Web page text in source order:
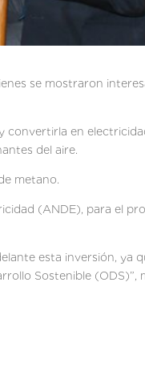
se mostraron
convertirla en
del aire.
metano.
(ANDE), para el
esta inversión, ya
Sostenible (ODS)”,